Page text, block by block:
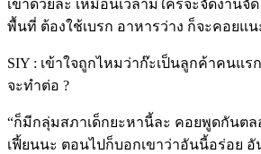
เขาด้วยละ เหมือนเวลามีใครจะจัดงานจั
พื้นที่ ต้องใช้เบรก อาหารว่าง ก็จะคอยแ
SIY : เข้าใจถูกไหมว่าก๊ะเป็นลูกค้าคนแ
จะทำต่อ ?
“ก็มีกลุ่มสภาเด็กยะหานี้ละ คอยพูดกันตล
เฟี้ยนนะ ตอนไปก็บอกเขาว่าอันนี้อร่อย